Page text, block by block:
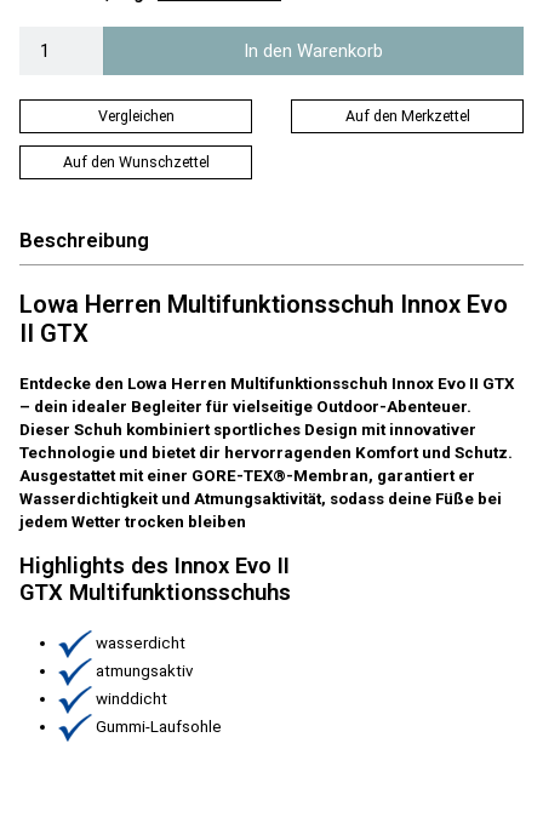
In den Warenkorb
Vergleichen Auf den Merkzettel
Auf den Wunschzettel
Beschreibung
Lowa Herren Multifunktionsschuh Innox Evo
II GTX
Entdecke den Lowa Herren Multifunktionsschuh Innox Evo II GTX
– dein idealer Begleiter für vielseitige Outdoor-Abenteuer.
Dieser Schuh kombiniert sportliches Design mit innovativer
Technologie und bietet dir hervorragenden Komfort und Schutz.
Ausgestattet mit einer GORE-TEX®-Membran, garantiert er
Wasserdichtigkeit und Atmungsaktivität, sodass deine Füße bei
jedem Wetter trocken bleiben
Highlights des Innox Evo II
GTX Multifunktionsschuhs
wasserdicht
atmungsaktiv
winddicht
Gummi-Laufsohle